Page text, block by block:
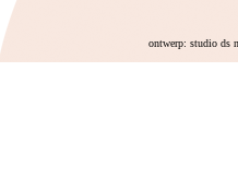
ontwerp: studio ds